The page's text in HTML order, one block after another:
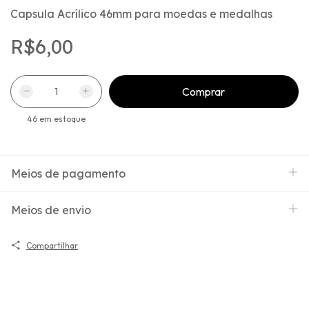
Capsula Acrílico 46mm para moedas e medalhas
R$6,00
46em estoque
Meios de pagamento
Meios de envio
Compartilhar